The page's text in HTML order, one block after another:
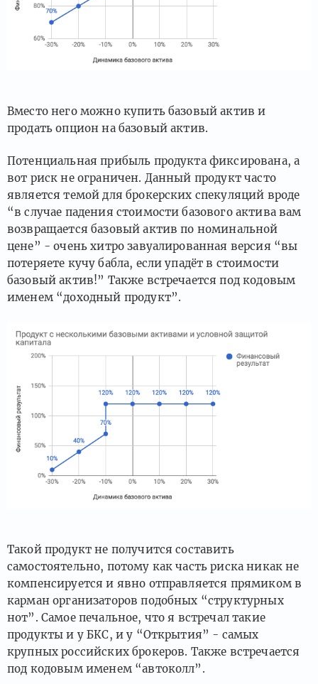
Вместо него можно купить базовый актив и
продать опцион на базовый актив.
Потенциальная прибыль продукта фиксирована, а
вот риск не ограничен. Данный продукт часто
является темой для брокерских спекуляций вроде
“в случае падения стоимости базового актива вам
возвращается базовый актив по номинальной
цене” - очень хитро завуалированная версия “вы
потеряете кучу бабла, если упадёт в стоимости
базовый актив!” Также встречается под кодовым
именем “доходный продукт”.
Такой продукт не получится составить
самостоятельно, потому как часть риска никак не
компенсируется и явно отправляется прямиком в
карман организаторов подобных “структурных
нот”. Самое печальное, что я встречал такие
продукты и у БКС, и у “Открытия” - самых
крупных российских брокеров. Также встречается
под кодовым именем “автоколл”.